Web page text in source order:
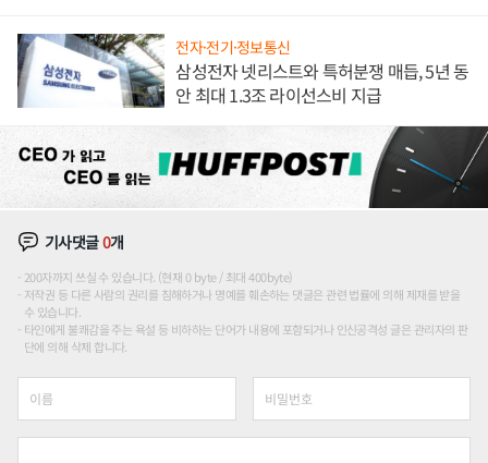
전자·전기·정보통신
삼성전자 넷리스트와 특허분쟁 매듭, 5년 동
안 최대 1.3조 라이선스비 지급
기사댓글0개
200자까지 쓰실 수 있습니다. (현재 0 byte / 최대 400byte)
저작권 등 다른 사람의 권리를 침해하거나 명예를 훼손하는 댓글은 관련 법률에 의해 제재를 받을
수 있습니다.
타인에게 불쾌감을 주는 욕설 등 비하하는 단어가 내용에 포함되거나 인신공격성 글은 관리자의 판
단에 의해 삭제 합니다.